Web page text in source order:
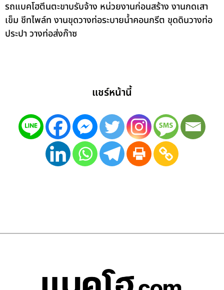
รถแบคโฮตีนตะขาบรับจ้าง หน่วยงานก่อนสร้าง งานกดเสา
เข็ม ชีทไพล์ท งานขุดวางท่อระบายน้ำคอนกรีต ขุดดินวางท่อ
ประปา วางท่อส่งก๊าซ
แชร์หน้านี้